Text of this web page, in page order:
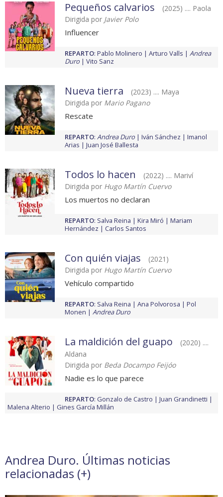
Pequeños calvarios
(2025) .... Paola
Dirigida por Javier Polo
Influencer
REPARTO: Pablo Molinero Arturo Valls
Andrea
Duro
Vito Sanz
Nueva tierra
(2023) .... Maya
Dirigida por Mario Pagano
Rescate
REPARTO: Andrea Duro Iván Sánchez
Imanol
Arias
Juan José Ballesta
Todos lo hacen
(2022) .... Mariví
Dirigida por Hugo Martín Cuervo
Los muertos no declaran
REPARTO: Salva Reina Kira Miró
Mariam
Hernández
Carlos Santos
Con quién viajas
(2021)
Dirigida por Hugo Martín Cuervo
Vehículo compartido
REPARTO: Salva Reina Ana Polvorosa
Pol
Monen
Andrea Duro
La maldición del guapo
(2020) ....
Aldana
Dirigida por Beda Docampo Feijóo
Nadie es lo que parece
REPARTO: Gonzalo de Castro
Juan Grandinetti
Malena Alterio
Gines García Millán
Andrea Duro. Últimas noticias
relacionadas (+)